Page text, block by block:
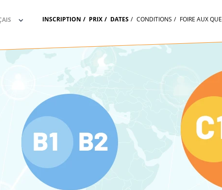
INSCRIPTION PRIX DATES CONDITIONS FOIRE AUX